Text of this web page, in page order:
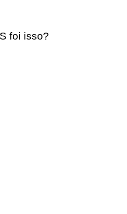
foi isso?